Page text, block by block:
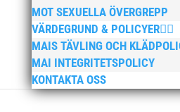
MOT SEXUELLA ÖVERGREPP
VÄRDEGRUND & POLICYER
MAIS TÄVLING OCH
MAI INTEGRITETSPOLICY
KONTAKTA OSS